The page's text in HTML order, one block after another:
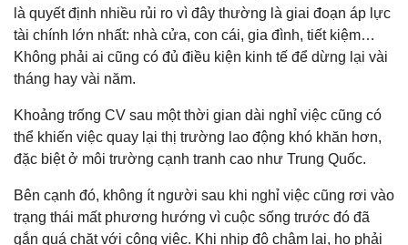
là quyết định nhiều rủi ro vì đây thường là giai đoạn áp lực
tài chính lớn nhất: nhà cửa, con cái, gia đình, tiết kiệm…
Không phải ai cũng có đủ điều kiện kinh tế để dừng lại vài
tháng hay vài năm.
Khoảng trống CV sau một thời gian dài nghỉ việc cũng có
thể khiến việc quay lại thị trường lao động khó khăn hơn,
đặc biệt ở môi trường cạnh tranh cao như Trung Quốc.
Bên cạnh đó, không ít người sau khi nghỉ việc cũng rơi vào
trạng thái mất phương hướng vì cuộc sống trước đó đã
gắn quá chặt với công việc. Khi nhịp độ chậm lại, họ phải